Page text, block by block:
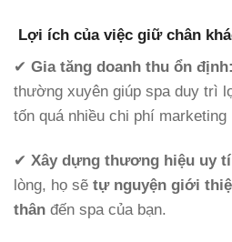
Lợi ích của việc giữ chân
✔ Gia tăng doanh thu ổn định:
thường xuyên giúp spa duy trì
tốn quá nhiều chi phí marketing
✔ Xây dựng thương hiệu uy
lòng, họ sẽ tự nguyện giới
thân đến spa của bạn.